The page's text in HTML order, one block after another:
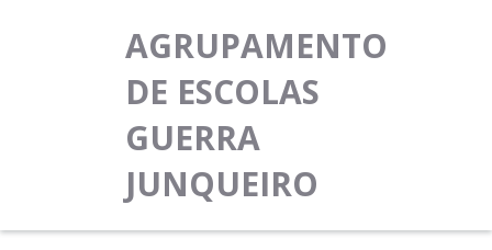
AGRUPAMENTO
DE ESCOLAS
GUERRA
JUNQUEIRO